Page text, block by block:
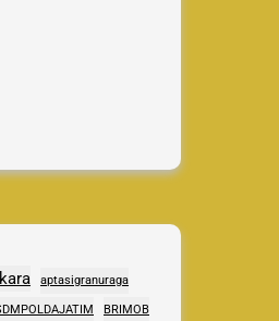
aptasigranuraga
BRIMOB